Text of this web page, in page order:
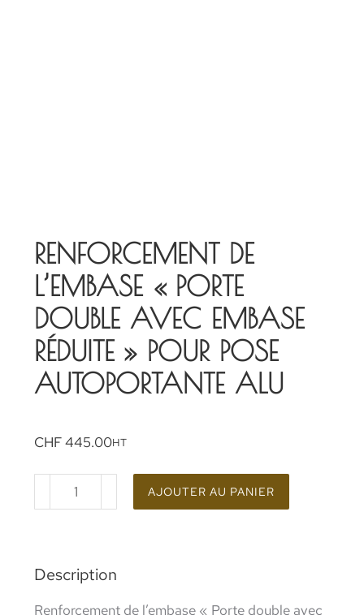
RENFORCEMENT DE
L’EMBASE « PORTE
DOUBLE AVEC EMBASE
RÉDUITE » POUR POSE
AUTOPORTANTE ALU
CHF445.00HT
AJOUTER AU PANIER
Description
Renforcement de l’embase « Porte double avec